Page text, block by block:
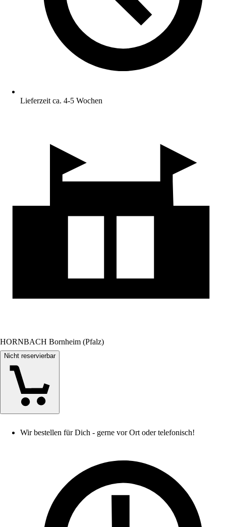
Lieferzeit ca. 4-5 Wochen
HORNBACH Bornheim (Pfalz)
Nicht reservierbar
Wir bestellen für Dich - gerne vor Ort oder telefonisch!